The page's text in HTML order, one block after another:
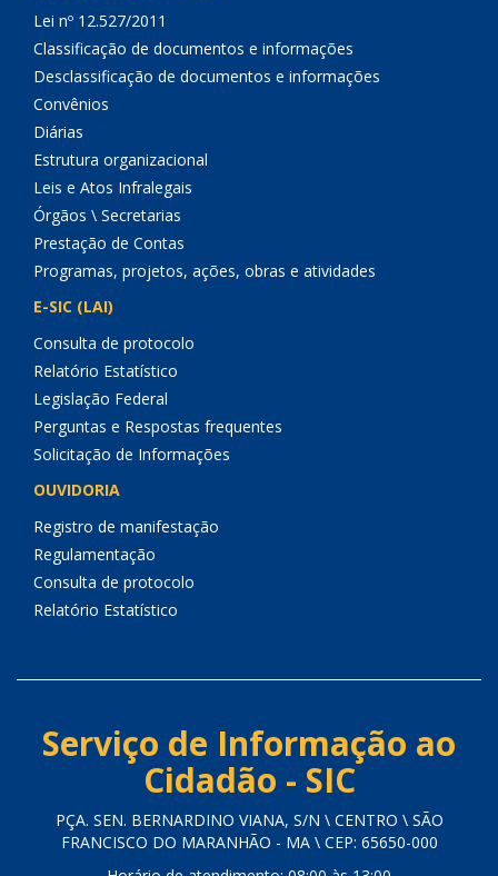
Lei nº 12.527/2011
Classificação de documentos e informações
Desclassificação de documentos e informações
Convênios
Diárias
Estrutura organizacional
Leis e Atos Infralegais
Órgãos \ Secretarias
Prestação de Contas
Programas, projetos, ações, obras e atividades
E-SIC (LAI)
Consulta de protocolo
Relatório Estatístico
Legislação Federal
Perguntas e Respostas frequentes
Solicitação de Informações
OUVIDORIA
Registro de manifestação
Regulamentação
Consulta de protocolo
Relatório Estatístico
Serviço de Informação ao
Cidadão - SIC
PÇA. SEN. BERNARDINO VIANA, S/N \ CENTRO \ SÃO
FRANCISCO DO MARANHÃO - MA \ CEP: 65650-000